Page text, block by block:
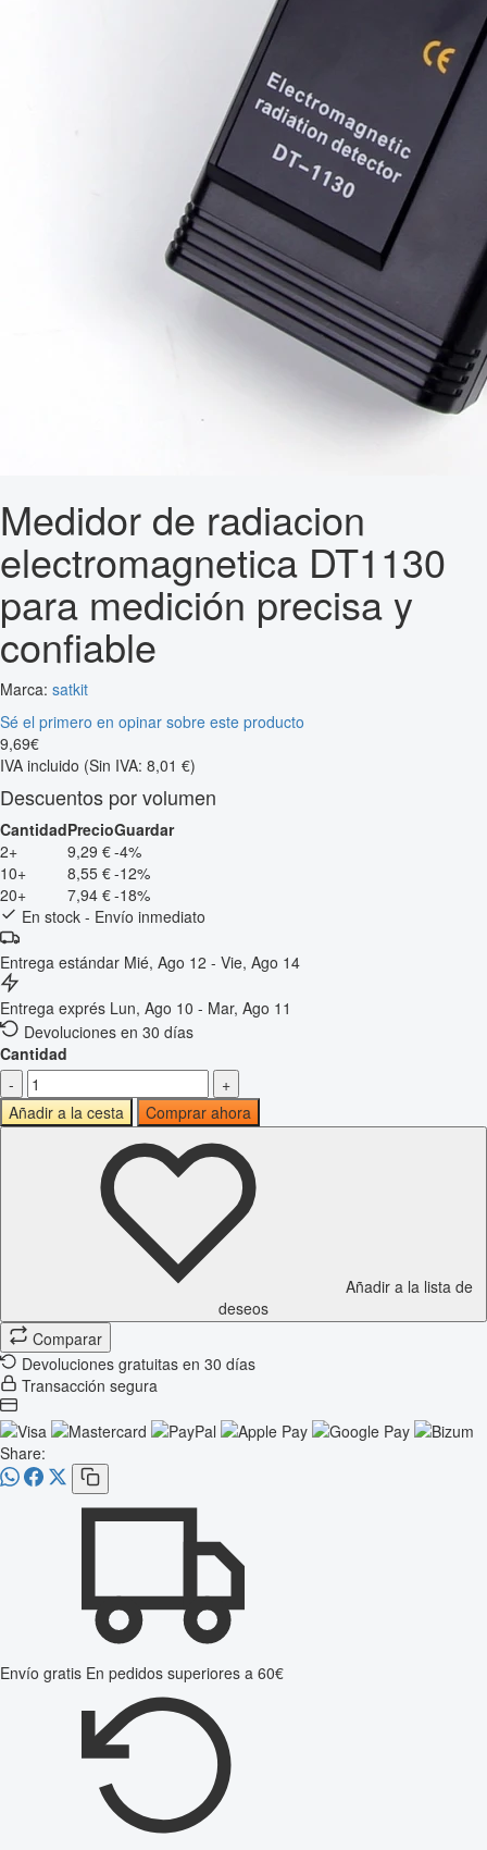
Medidor de radiacion
electromagnetica DT1130
para medición precisa y
confiable
Marca: satkit
Sé el primero en opinar sobre este producto
9,69€
IVA incluido (Sin IVA: 8,01 €)
Descuentos por volumen
CantidadPrecioGuardar
2+
9,29 €-4%
10+
8,55 €-12%
20+
7,94 €-18%
En stock - Envío inmediato
Entrega estándar Mié, Ago 12 - Vie, Ago 14
Entrega exprés Lun, Ago 10 - Mar, Ago 11
Devoluciones en 30 días
Cantidad
-
+
Añadir a la cesta
Comprar ahora
Añadir a la lista de
deseos
Comparar
Devoluciones gratuitas en 30 días
Transacción segura
Share:
Envío gratis En pedidos superiores a 60€